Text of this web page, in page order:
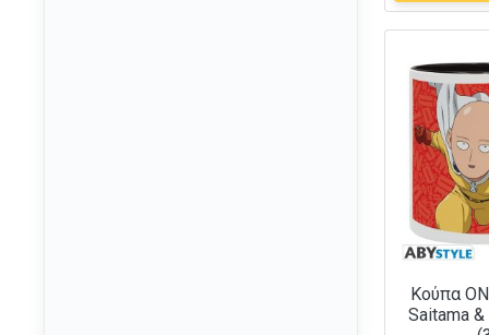
Κούπα
Saitama